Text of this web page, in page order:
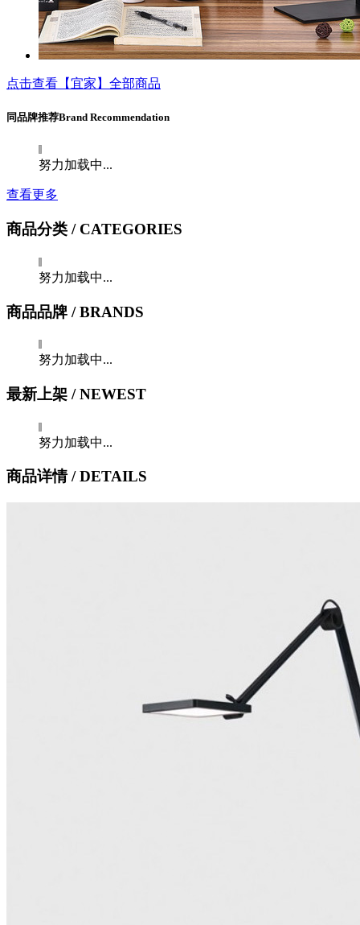
点击查看【宜家】全部商品
同品牌推荐Brand Recommendation
努力加载中...
查看更多
商品分类 / CATEGORIES
努力加载中...
商品品牌 / BRANDS
努力加载中...
最新上架 / NEWEST
努力加载中...
商品详情/ DETAILS